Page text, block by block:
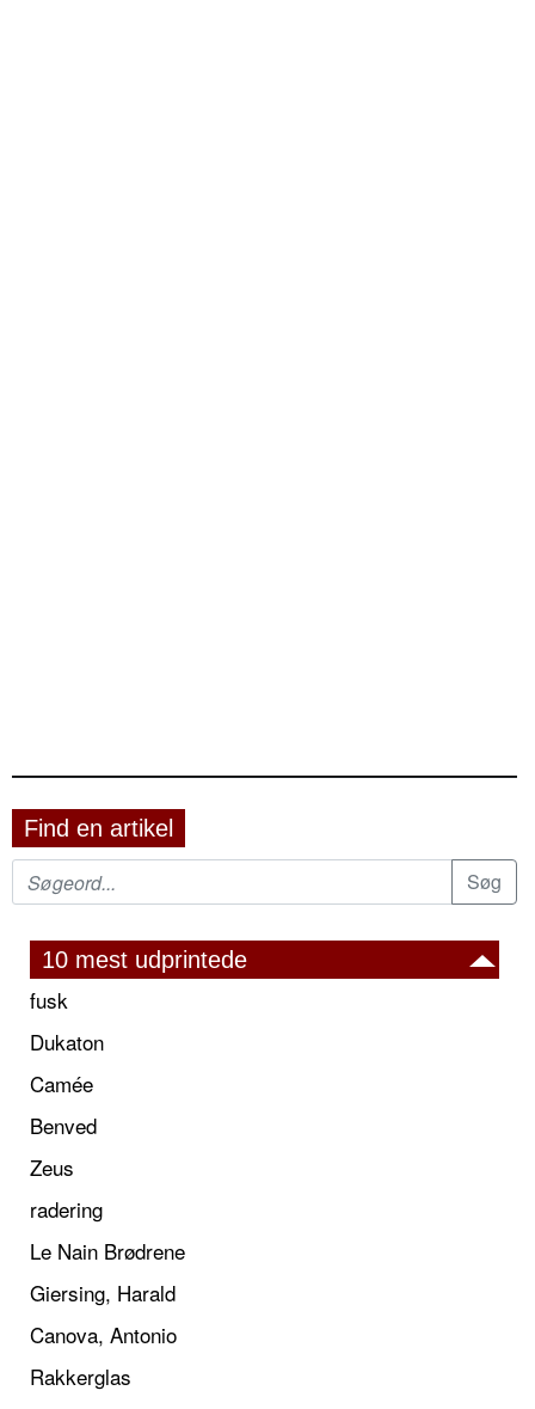
Find en artikel
10 mest udprintede
fusk
Dukaton
Camée
Benved
Zeus
radering
Le Nain Brødrene
Giersing, Harald
Canova, Antonio
Rakkerglas